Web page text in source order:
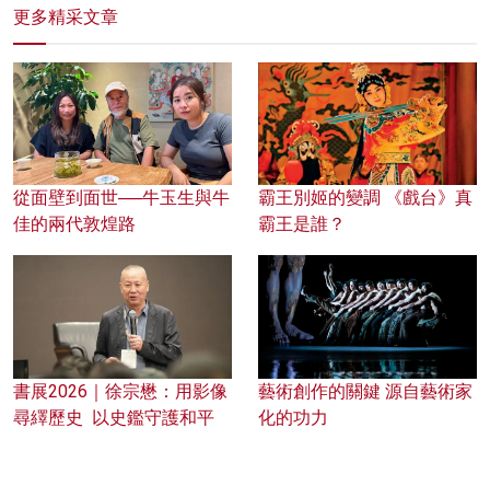
更多精采文章
從面壁到面世──牛玉生與牛
佳的兩代敦煌路
霸王別姬的變調 《戲台》真
霸王是誰？
書展2026｜徐宗懋：用影像
尋繹歷史 以史鑑守護和平
藝術創作的關鍵 源自藝術家
化的功力